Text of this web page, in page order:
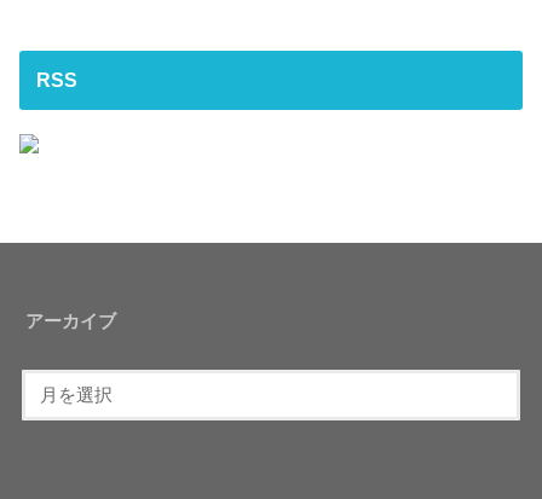
RSS
アーカイブ